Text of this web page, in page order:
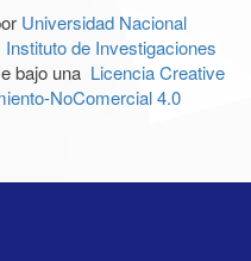
Universidad Nacional
de Investigaciones
bajo una Licencia Creative
NoComercial 4.0